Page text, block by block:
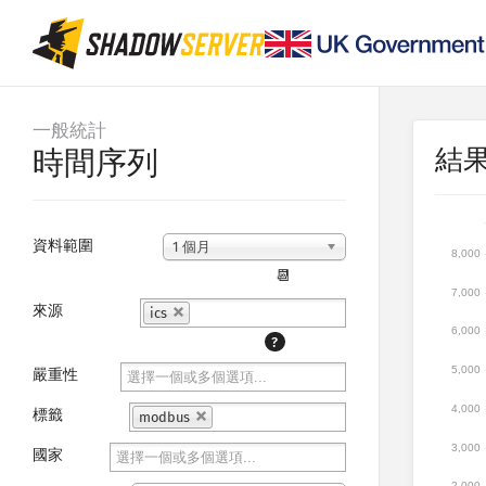
一般統計
時間序列
資料範圍 1 個月
📆
來源
ics
?
嚴重性
標籤 modbus
國家
結
3,000
4,000
5,000
6,000
7,000
8,000